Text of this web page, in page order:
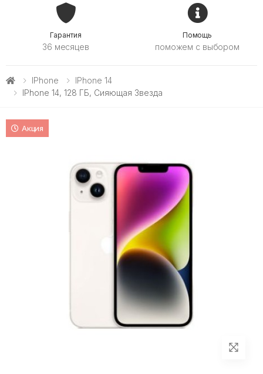
Гарантия
36 месяцев
Помощь
поможем с выбором
IPhone
IPhone 14
IPhone 14, 128 ГБ, Сияющая Звезда
Акция